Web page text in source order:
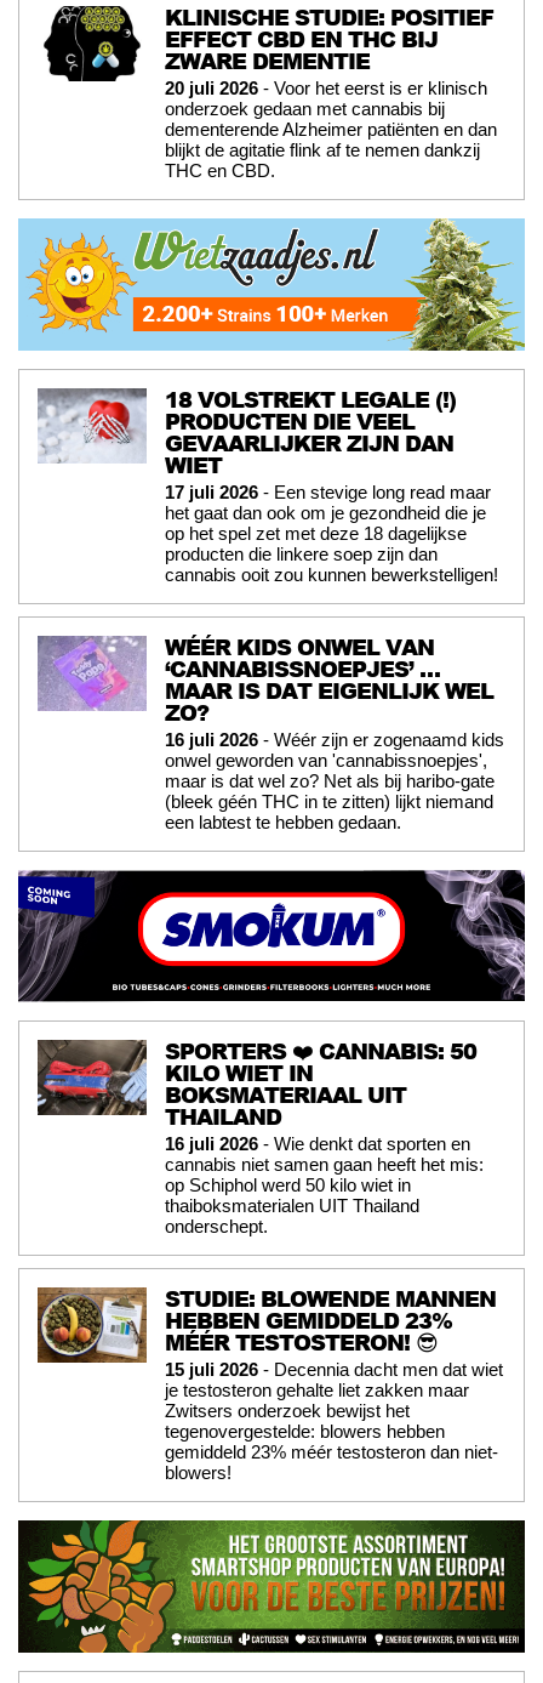
KLINISCHE STUDIE: POSITIEF
EFFECT CBD EN THC BIJ
ZWARE DEMENTIE
20 juli 2026 - Voor het eerst is er klinisch
onderzoek gedaan met cannabis bij
dementerende Alzheimer patiënten en dan
blijkt de agitatie flink af te nemen dankzij
THC en CBD.
18 VOLSTREKT LEGALE (!)
PRODUCTEN DIE VEEL
GEVAARLIJKER ZIJN DAN
WIET
17 juli 2026 - Een stevige long read maar
het gaat dan ook om je gezondheid die je
op het spel zet met deze 18 dagelijkse
producten die linkere soep zijn dan
cannabis ooit zou kunnen bewerkstelligen!
WÉÉR KIDS ONWEL VAN
‘CANNABISSNOEPJES’ …
MAAR IS DAT EIGENLIJK WEL
ZO?
16 juli 2026 - Wéér zijn er zogenaamd kids
onwel geworden van 'cannabissnoepjes',
maar is dat wel zo? Net als bij haribo-gate
(bleek géén THC in te zitten) lijkt niemand
een labtest te hebben gedaan.
SPORTERS ❤️ CANNABIS: 50
KILO WIET IN
BOKSMATERIAAL UIT
THAILAND
16 juli 2026 - Wie denkt dat sporten en
cannabis niet samen gaan heeft het mis:
op Schiphol werd 50 kilo wiet in
thaiboksmaterialen UIT Thailand
onderschept.
STUDIE: BLOWENDE MANNEN
HEBBEN GEMIDDELD 23%
MÉÉR TESTOSTERON! 😎
15 juli 2026 - Decennia dacht men dat wiet
je testosteron gehalte liet zakken maar
Zwitsers onderzoek bewijst het
tegenovergestelde: blowers hebben
gemiddeld 23% méér testosteron dan niet-
blowers!